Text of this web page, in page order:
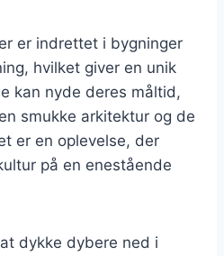
er indrettet i bygninger
hvilket giver en unik
kan nyde deres måltid,
smukke arkitektur og de
er en oplevelse, der
på en enestående
dykke dybere ned i